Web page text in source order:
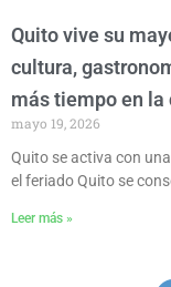
Quito vive su
cultura,
más tiempo en
mayo 19, 2026
Quito se activa con
el feriado Quito se
Leer más »